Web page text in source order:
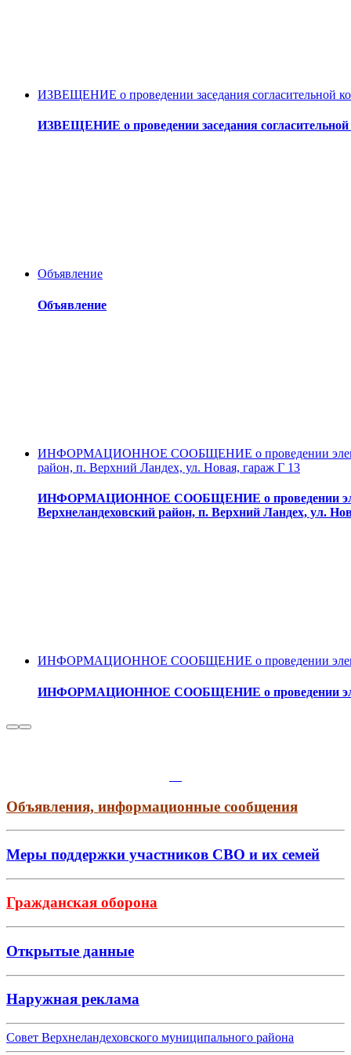
ИЗВЕЩЕНИЕ о проведении заседания согласительной
ИЗВЕЩЕНИЕ о проведении заседания
Объявление
Объявление
ИНФОРМАЦИОННОЕ СООБЩЕНИЕ о проведении
район, п. Верхний Ландех, ул. Новая, гараж Г 13
ИНФОРМАЦИОННОЕ СООБЩЕНИЕ о проведении
Верхнеландеховский район, п. Верхний Ландех, ул.
ИНФОРМАЦИОННОЕ СООБЩЕНИЕ о проведении
ИНФОРМАЦИОННОЕ СООБЩЕНИЕ о проведении
Объявления, информационные сообщения
Меры поддержки участников СВО и их семей
Гражданская оборона
Открытые данные
Наружная реклама
Совет Верхнеландеховского муниципального района